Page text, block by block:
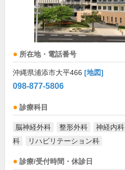
所在地・電話番号
沖縄県浦添市大平466 [地図]
098-877-5806
診療科目
脳神経外科 整形外科 神経内科
科
リハビリテーション科
診療/受付時間・休診日